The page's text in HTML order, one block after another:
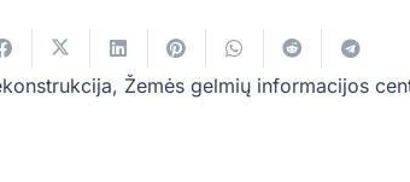
, Žemės gelmių informacijos